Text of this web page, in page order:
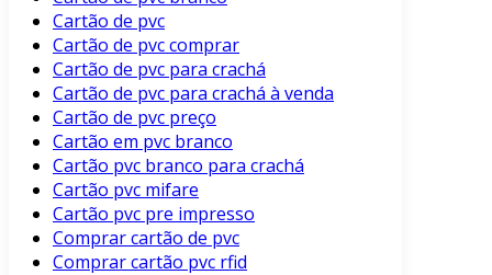
Cartão de pvc
Cartão de pvc comprar
Cartão de pvc para crachá
Cartão de pvc para crachá à venda
Cartão de pvc preço
Cartão em pvc branco
Cartão pvc branco para crachá
Cartão pvc mifare
Cartão pvc pre impresso
Comprar cartão de pvc
Comprar cartão pvc rfid